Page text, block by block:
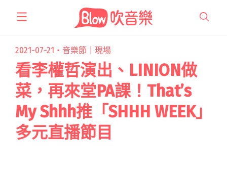
2021-07-21・ 音樂節｜現場
看李權哲演出、LINION做
菜，再來堂PA課！That’s
My Shhh推「SHHH WEEK」
多元直播節目